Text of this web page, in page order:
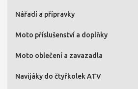
Nářadí a přípravky
Moto příslušenství a doplňky
Moto oblečení a zavazadla
Navijáky do čtyřkolek ATV